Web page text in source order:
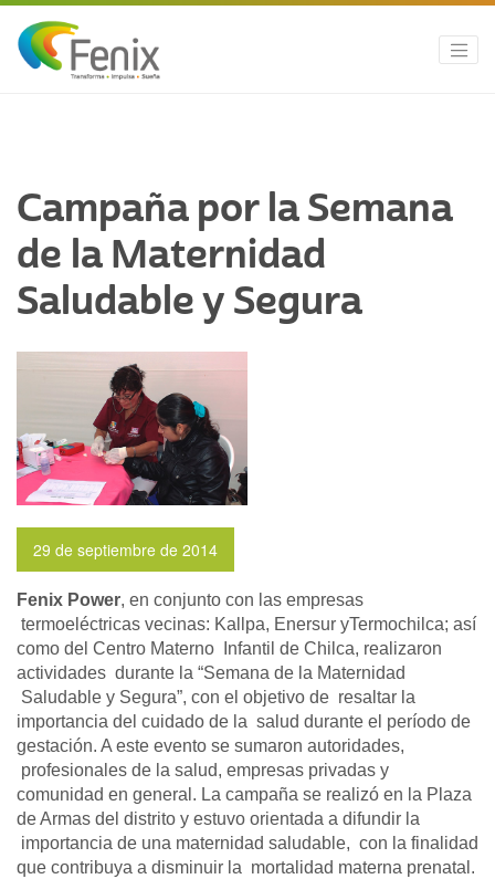
Campaña por la Semana
de la Maternidad
Saludable y Segura
29 de septiembre de 2014
Fenix Power, en conjunto con las empresas
termoeléctricas vecinas: Kallpa, Enersur yTermochilca; así
como del Centro Materno Infantil de Chilca, realizaron
actividades durante la “Semana de la Maternidad
Saludable y Segura”, con el objetivo de resaltar la
importancia del cuidado de la salud durante el período de
gestación. A este evento se sumaron autoridades,
profesionales de la salud, empresas privadas y
comunidad en general. La campaña se realizó en la Plaza
de Armas del distrito y estuvo orientada a difundir la
importancia de una maternidad saludable, con la finalidad
que contribuya a disminuir la mortalidad materna prenatal.